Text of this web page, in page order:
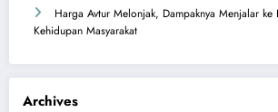
Harga Avtur Melonjak, Dampaknya Menjalar
Kehidupan Masyarakat
Archives